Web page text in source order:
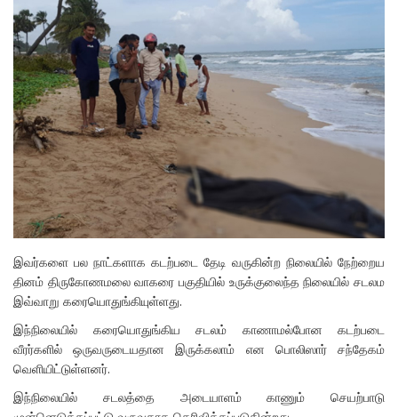
இவர்களை பல நாட்களாக கடற்படை தேடி வருகின்ற நிலையில் நேற்றைய
தினம் திருகோணமலை வாகரை பகுதியில் உருக்குலைந்த நிலையில் சடலம
இவ்வாறு கரையொதுங்கியுள்ளது.
இந்நிலையில் கரையொதுங்கிய சடலம் காணாமல்போன கடற்படை
வீரர்களில் ஒருவருடையதான இருக்கலாம் என பொலிஸார் சந்தேகம்
வெளியிட்டுள்ளனர்.
இந்நிலையில் சடலத்தை அடையாளம் காணும் செயற்பாடு